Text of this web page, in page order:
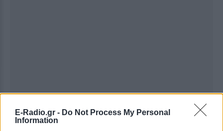
E-Radio.gr - Do Not Process My Personal
Information